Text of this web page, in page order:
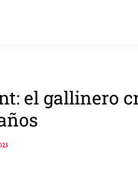
el gallinero